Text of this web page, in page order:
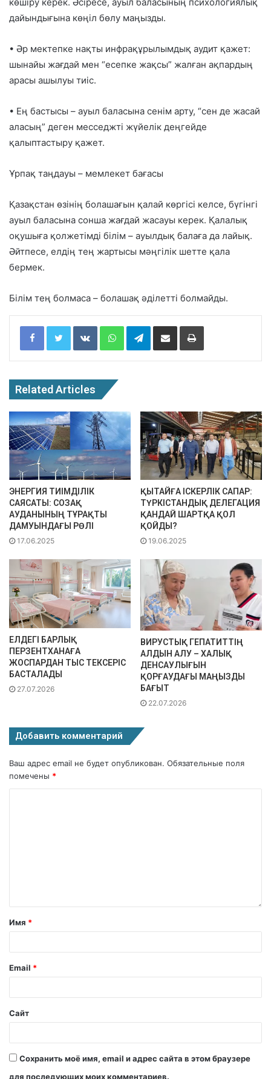
дайындығына көңіл бөлу маңызды.
• Әр мектепке нақты инфрақұрылымдық аудит қажет:
шынайы жағдай мен “есепке жақсы” жалған ақпардың
арасы ашылуы тиіс.
• Ең бастысы – ауыл баласына сенім арту, “сен де жасай
аласың” деген месседжті жүйелік деңгейде
қалыптастыру қажет.
Ұрпақ таңдауы – мемлекет бағасы
Қазақстан өзінің болашағын қалай көргісі келсе, бүгінгі
ауыл баласына сонша жағдай жасауы керек. Қалалық
оқушыға қолжетімді білім – ауылдық балаға да лайық.
Әйтпесе, елдің тең жартысы мәңгілік шетте қала
бермек.
Білім тең болмаса – болашақ әділетті болмайды.
Facebook Twitter VKontakte WhatsApp Telegram
Related Articles
ЭНЕРГИЯ ТИІМДІЛІК
САЯСАТЫ: СОЗАҚ
АУДАНЫНЫҢ ТҰРАҚТЫ
ДАМУЫНДАҒЫ РӨЛІ
17.06.2025
ҚЫТАЙҒА ІСКЕРЛІК САПАР:
ТҮРКІСТАНДЫҚ ДЕЛЕГАЦИЯ
ҚАНДАЙ ШАРТҚА ҚОЛ
ҚОЙДЫ?
19.06.2025
ЕЛДЕГІ БАРЛЫҚ
ПЕРЗЕНТХАНАҒА
ЖОСПАРДАН ТЫС ТЕКСЕРІС
БАСТАЛАДЫ
27.07.2026
ВИРУСТЫҚ ГЕПАТИТТІҢ
АЛДЫН АЛУ – ХАЛЫҚ
ДЕНСАУЛЫҒЫН
ҚОРҒАУДАҒЫ МАҢЫЗДЫ
БАҒЫТ
22.07.2026
Добавить комментарий
Ваш адрес email не будет опубликован. Обязательные поля
помечены *
Имя *
Email *
Сайт
Сохранить моё имя, email и адрес сайта в этом браузере
для последующих моих комментариев.